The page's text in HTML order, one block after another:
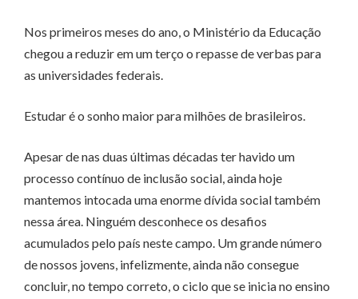
Nos primeiros meses do ano, o Ministério da Educação
chegou a reduzir em um terço o repasse de verbas para
as universidades federais.
Estudar é o sonho maior para milhões de brasileiros.
Apesar de nas duas últimas décadas ter havido um
processo contínuo de inclusão social, ainda hoje
mantemos intocada uma enorme dívida social também
nessa área. Ninguém desconhece os desafios
acumulados pelo país neste campo. Um grande número
de nossos jovens, infelizmente, ainda não consegue
concluir, no tempo correto, o ciclo que se inicia no ensino